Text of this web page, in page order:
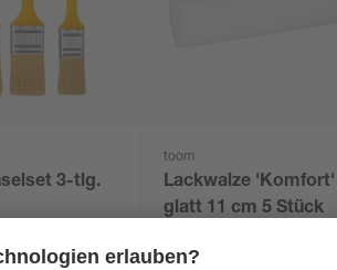
3-tlg.
toom
Lackwalze 'Komfort'
glatt 11 cm 5 Stück
6,